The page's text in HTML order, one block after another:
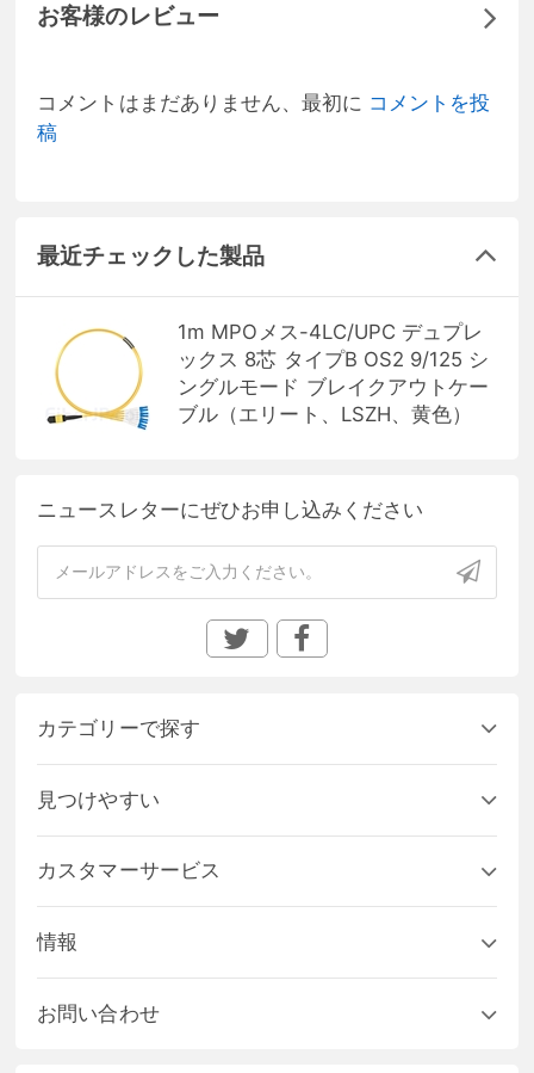
お客様のレビュー
コメントはまだありません、最初に コメントを投
稿
最近チェックした製品
1m MPOメス-4LC/UPC デュプレ
ックス 8芯 タイプB OS2 9/125 シ
ングルモード ブレイクアウトケー
ブル（エリート、LSZH、黄色）
ニュースレターにぜひお申し込みください
カテゴリーで探す
見つけやすい
カスタマーサービス
情報
お問い合わせ